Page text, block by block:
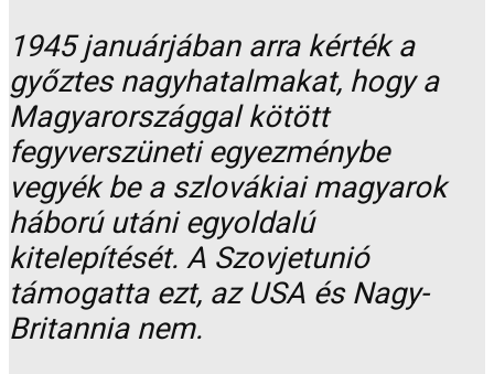
1945 januárjában arra kérték a
győztes nagyhatalmakat, hogy a
Magyarországgal kötött
fegyverszüneti egyezménybe
vegyék be a szlovákiai magyarok
háború utáni egyoldalú
kitelepítését. A Szovjetunió
támogatta ezt, az USA és Nagy-
Britannia nem.